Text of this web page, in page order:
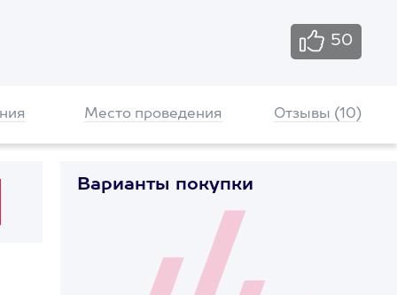
50
Место проведения Отзывы (10)
Варианты покупки